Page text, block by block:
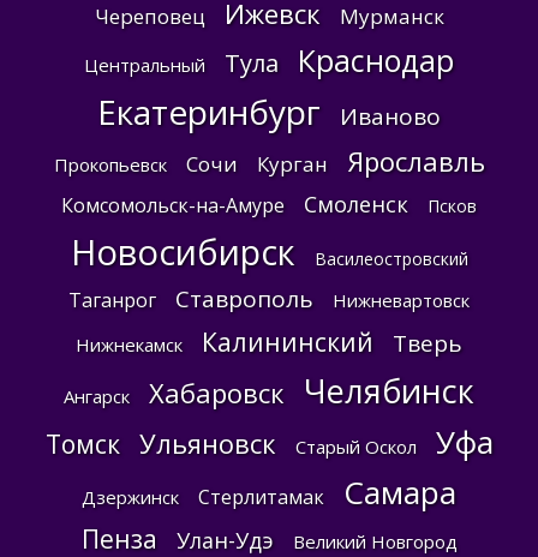
Череповец Ижевск Мурманск
Центральный Тула Краснодар
Екатеринбург Иваново
Прокопьевск Сочи Курган Ярославль
Комсомольск-на-Амуре Смоленск Псков
Новосибирск Василеостровский
Таганрог Ставрополь
Нижневартовск
Нижнекамск
Калининский Тверь
Ангарск Хабаровск Челябинск
Томск Ульяновск Старый Оскол Уфа
Дзержинск Стерлитамак Самара
Пенза Улан-Удэ Великий Новгород